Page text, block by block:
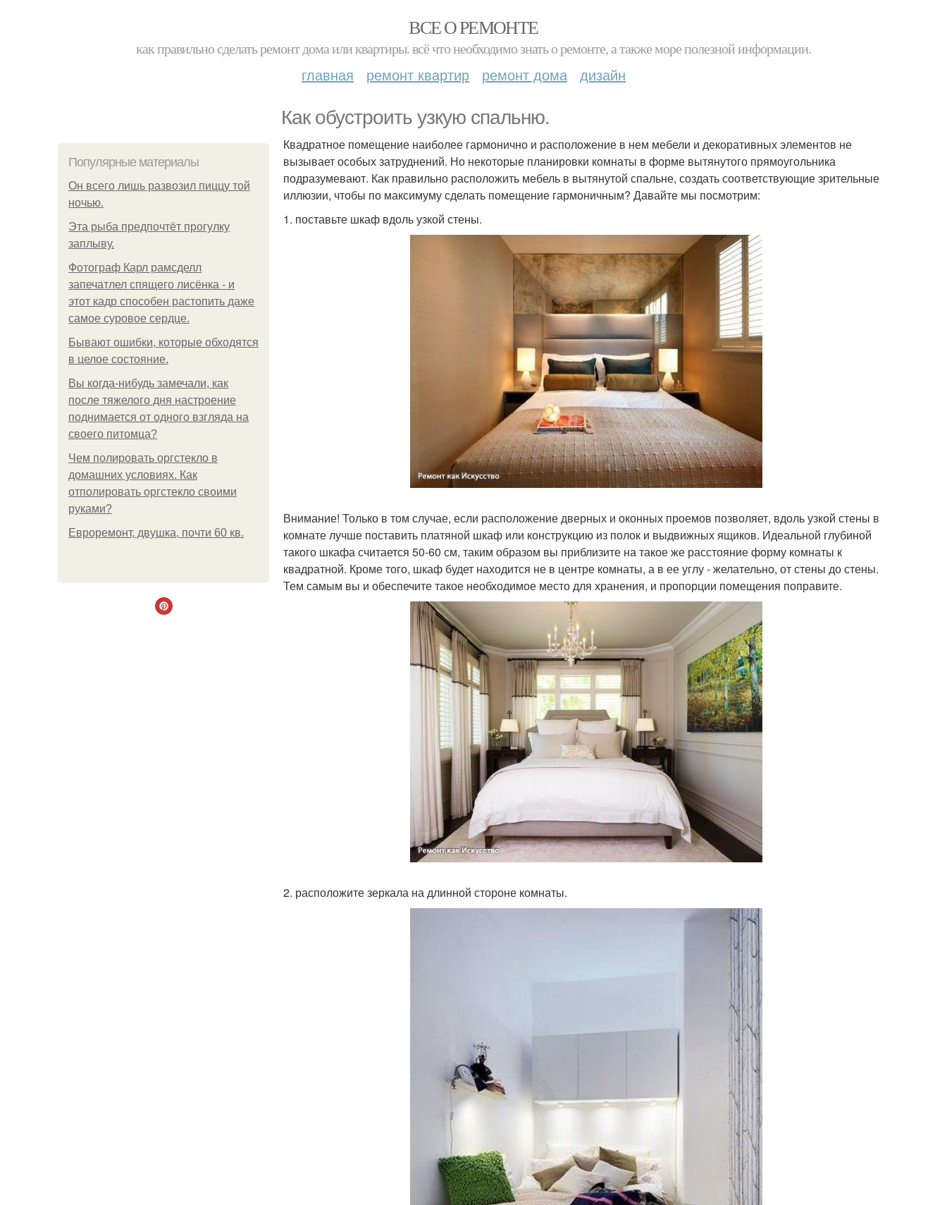
ВСЕ О РЕМОНТЕ
как правильно сделать ремонт дома или квартиры. всё что необходимо знать о ремонте, а также море полезной информации.
главная ремонт квартир ремонт дома дизайн
Как обустроить узкую спальню.
Популярные материалы
Он всего лишь развозил пиццу той
ночью.
Эта рыба предпочтёт прогулку
заплыву.
Фотограф Карл рамсделл
запечатлел спящего лисёнка - и
этот кадр способен растопить даже
самое суровое сердце.
Бывают ошибки, которые обходятся
в целое состояние.
Вы когда-нибудь замечали, как
после тяжелого дня настроение
поднимается от одного взгляда на
своего питомца?
Чем полировать оргстекло в
домашних условиях. Как
отполировать оргстекло своими
руками?
Евроремонт, двушка, почти 60 кв.
Квадратное помещение наиболее гармонично и расположение в нем мебели и декоративных элементов не
вызывает особых затруднений. Но некоторые планировки комнаты в форме вытянутого прямоугольника
подразумевают. Как правильно расположить мебель в вытянутой спальне, создать соответствующие зрительные
иллюзии, чтобы по максимуму сделать помещение гармоничным? Давайте мы посмотрим:
1. поставьте шкаф вдоль узкой стены.
Внимание! Только в том случае, если расположение дверных и оконных проемов позволяет, вдоль узкой стены в
комнате лучше поставить платяной шкаф или конструкцию из полок и выдвижных ящиков. Идеальной глубиной
такого шкафа считается 50-60 см, таким образом вы приблизите на такое же расстояние форму комнаты к
квадратной. Кроме того, шкаф будет находится не в центре комнаты, а в ее углу - желательно, от стены до стены.
Тем самым вы и обеспечите такое необходимое место для хранения, и пропорции помещения поправите.
2. расположите зеркала на длинной стороне комнаты.